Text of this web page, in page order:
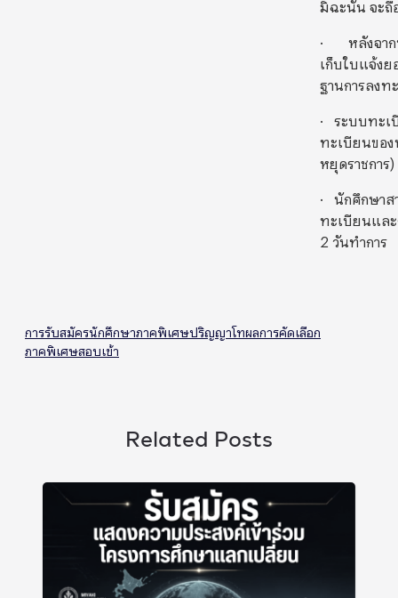
มิฉะนั้น จะถื
· หลังจาก
เก็บใบแจ้งย
ฐานการลงท
· ระบบทะเ
ทะเบียนของ
หยุดราชการ)
· นักศึกษาส
ทะเบียนและ
2 วันทำการ
การรับสมัครนักศึกษาภาคพิเศษปริญญาโทผลการคัดเลือก
ภาคพิเศษ สอบเข้า
Related Posts